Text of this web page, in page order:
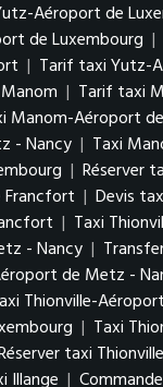
Aéroport de
de Luxembourg |
| Tarif taxi Yutz-
| Tarif taxi
Manom-Aéroport
- Nancy | Taxi
| Réserver
| Devis
| Taxi
- Nancy |
de Metz -
Thionville-
| Taxi
taxi
Illange |